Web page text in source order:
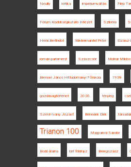
Neuilly kritika impériumváltás Filep
Fórum Kisebbségkutató Intézet Szibéria
Henri Berthelot Wintermantel Péter Elzász-
román parlament Szászcsór Molnár Miklós
Brenner János Hittudományi Főiskola 1938
gazdaságtörténet 2020. tényleg
Szent-Ivány József Benedek Elek
Trianon 100 Magyarosi Sándor
Bodó Barna brit földrajz Beregszász